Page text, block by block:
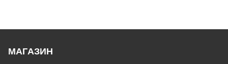
МАГАЗИН